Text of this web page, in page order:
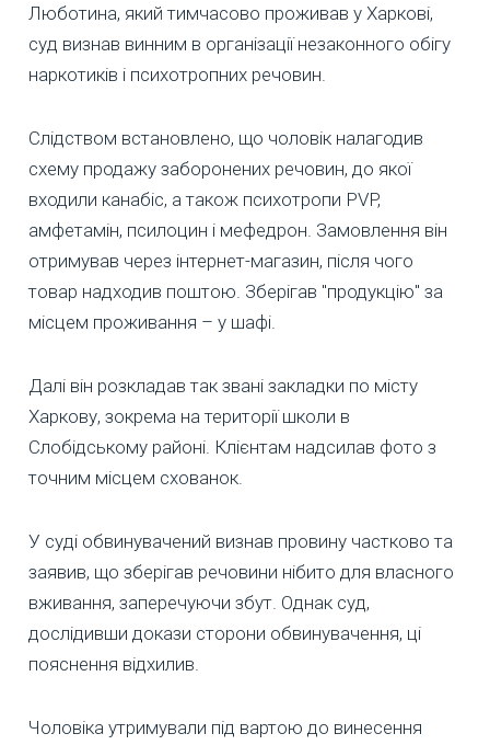
Люботина, який тимчасово проживав у Харкові,
суд визнав винним в організації незаконного обігу
наркотиків і психотропних речовин.
Слідством встановлено, що чоловік налагодив
схему продажу заборонених речовин, до якої
входили канабіс, а також психотропи PVP,
амфетамін, псилоцин і мефедрон. Замовлення він
отримував через інтернет-магазин, після чого
товар надходив поштою. Зберігав "продукцію" за
місцем проживання – у шафі.
Далі він розкладав так звані закладки по місту
Харкову, зокрема на території школи в
Слобідському районі. Клієнтам надсилав фото з
точним місцем схованок.
У суді обвинувачений визнав провину частково та
заявив, що зберігав речовини нібито для власного
вживання, заперечуючи збут. Однак суд,
дослідивши докази сторони обвинувачення, ці
пояснення відхилив.
Чоловіка утримували під вартою до винесення